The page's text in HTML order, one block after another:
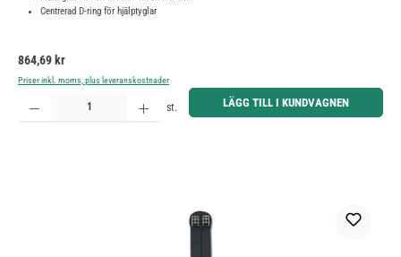
Centrerad D-ring för hjälptyglar
Ordinarie pris:
864,69 kr
Priser inkl. moms, plus leveranskostnader
Produktkvantitet: Ange önskat belopp eller använd knapparna för att öka eller minska kvantiteten.
st. LÄGG TILL I KUNDVAGNEN